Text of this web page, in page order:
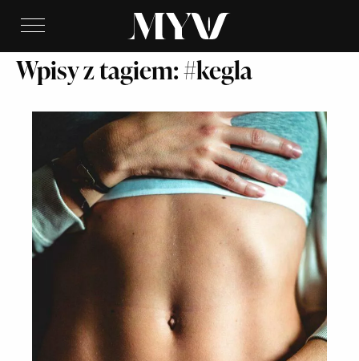
Wpisy z tagiem: #kegla